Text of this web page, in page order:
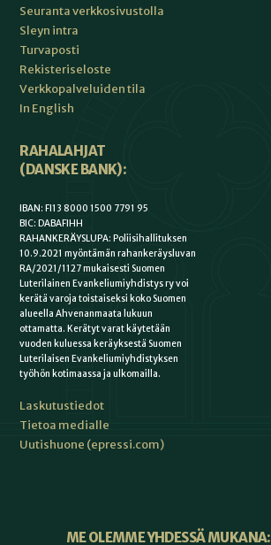
Seuranta verkkosivustolla
Sleyn intra
Turvaposti
Rekisteriseloste
Verkkopalveluiden tila
In English
RAHALAHJAT
(DANSKE BANK):
IBAN: FI13 8000 1500 7791 95
BIC: DABAFIHH
RAHANKERÄYSLUPA: Poliisihallituksen
10.9.2021 myöntämän rahankeräysluvan
RA/2021/1127 mukaisesti Suomen
Luterilainen Evankeliumiyhdistys ry voi
kerätä varoja toistaiseksi koko Suomen
alueella Ahvenanmaata lukuun
ottamatta. Kerätyt varat käytetään
vuoden kuluessa keräyksestä Suomen
Luterilaisen Evankeliumiyhdistyksen
työhön kotimaassa ja ulkomailla.
Laskutustiedot
Tietoa medialle
Uutishuone (epressi.com)
ME OLEMME YHDESSÄ MUKANA: